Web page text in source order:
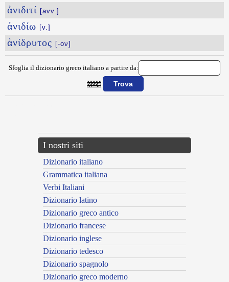
ἀνιδιτί [avv.]
ἀνιδίω [v.]
ἀνίδρυτος [-ον]
Sfoglia il dizionario greco italiano a partire da:
I nostri siti
Dizionario italiano
Grammatica italiana
Verbi Italiani
Dizionario latino
Dizionario greco antico
Dizionario francese
Dizionario inglese
Dizionario tedesco
Dizionario spagnolo
Dizionario greco moderno